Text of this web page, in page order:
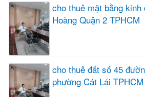
cho thuê mặt bằng kinh
Hoàng Quận 2 TPHCM
cho thuê đất số 45
phường Cát Lái TPHCM